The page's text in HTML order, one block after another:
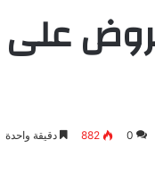
على
0
882 دقيقة واحدة